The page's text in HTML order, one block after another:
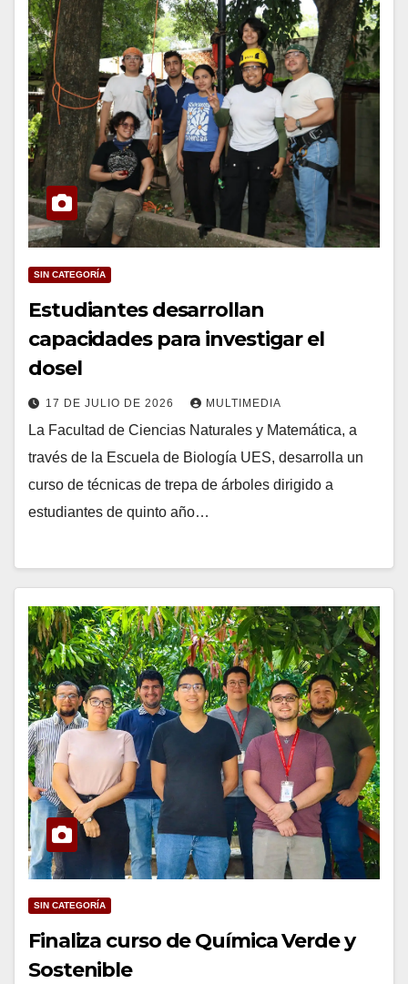
SIN CATEGORÍA
Estudiantes desarrollan
capacidades para investigar el
dosel
17 DE JULIO DE 2026 MULTIMEDIA
La Facultad de Ciencias Naturales y Matemática, a
través de la Escuela de Biología UES, desarrolla un
curso de técnicas de trepa de árboles dirigido a
estudiantes de quinto año…
SIN CATEGORÍA
Finaliza curso de Química Verde y
Sostenible